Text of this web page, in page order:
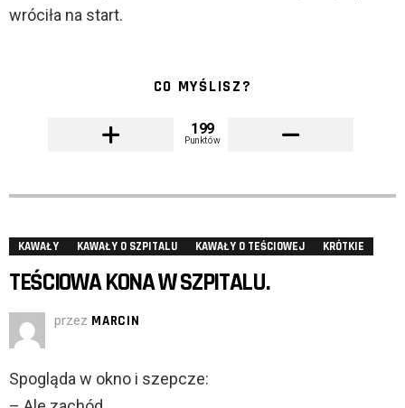
wróciła na start.
CO MYŚLISZ?
199
Punktów
KAWAŁY KAWAŁY O SZPITALU KAWAŁY O TEŚCIOWEJ KRÓTKIE
TEŚCIOWA KONA W SZPITALU.
przez MARCIN
Spogląda w okno i szepcze: